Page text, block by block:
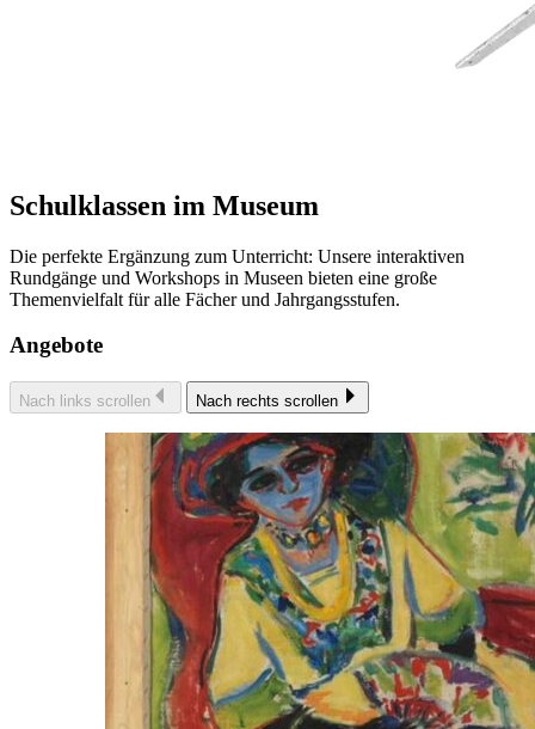
Schulklassen im Museum
Die perfekte Ergänzung zum Unterricht: Unsere interaktiven
Rundgänge und Workshops in Museen bieten eine große
Themenvielfalt für alle Fächer und Jahrgangsstufen.
Angebote
Nach links scrollen Nach rechts scrollen